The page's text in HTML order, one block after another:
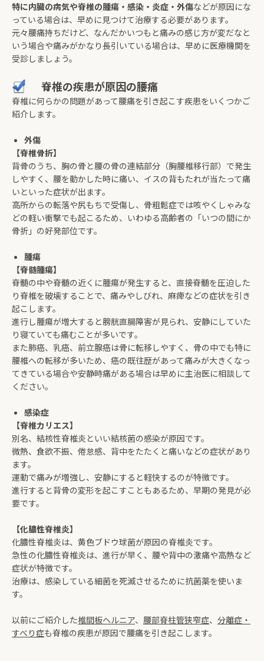
特に内臓の病気や脊椎の腫瘍・感染・炎症・外傷などが原因にな
っている場合は、早めに見つけて治療する必要があります。
元々腰痛持ちだけど、なんだかいつもと痛みの感じ方が変だなと
いう場合や痛みがかなり長引いている場合は、早めに医療機関を
受診しましょう。
脊椎の疾患が原因の腰痛
脊椎に何らかの問題があって腰痛を引き起こす疾患をいくつかご
紹介します。
外傷
【脊椎骨折】
背骨のうち、胸の骨と腰の骨の連結部分（胸腰椎移行部）で発生
しやすく、腰を動かした時に痛い、イスの背もたれが当たって痛
いといった症状が出ます。
高所からの転落や尻もちで受傷し、骨粗鬆症では咳やくしゃみな
どの軽い衝撃でも起こるため、いわゆる高齢者の「いつの間にか
骨折」の好発部位です。
腫瘍
【脊髄腫瘍】
脊髄の中や脊髄の近くに腫瘍が発生すると、直接脊髄を圧迫した
り脊椎を破壊することで、痛みやしびれ、麻痺などの症状を引き
起こします。
進行し腫瘍が増大すると膀胱直腸障害が見られ、安静にしていた
り寝ていても痛むことが多いです。
また肺癌、乳癌、前立腺癌は骨に転移しやすく、骨の中でも特に
腰椎への転移が多いため、癌の既往歴があって痛みが大きくなっ
てきている場合や安静時痛がある場合は早めに主治医に相談して
ください。
感染症
【脊椎カリエス】
別名、結核性脊椎炎といい結核菌の感染が原因です。
微熱、食欲不振、倦怠感、背中をたたくと痛いなどの症状があり
ます。
運動で痛みが増強し、安静にすると軽快するのが特徴です。
進行すると背骨の変形を起こすこともあるため、早期の発見が必
要です。
【化膿性脊椎炎】
化膿性脊椎炎は、黄色ブドウ球菌が原因の脊椎炎です。
急性の化膿性脊椎炎は、進行が早く、腰や背中の激痛や高熱など
症状が特徴です。
治療は、感染している細菌を死滅させるために抗菌薬を使いま
す。
以前にご紹介した椎間板ヘルニア、 腰部脊柱管狭窄症、 分離症・
すべり症も脊椎の疾患が原因で腰痛を引き起こします。